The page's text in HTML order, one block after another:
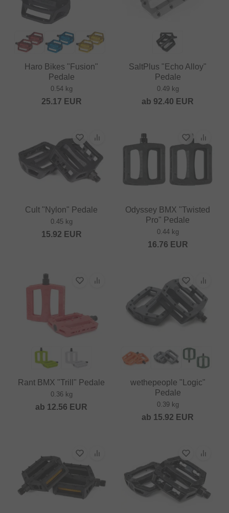
Haro Bikes "Fusion"
Pedale
0.54 kg
25.17 EUR
SaltPlus "Echo Alloy"
Pedale
0.49 kg
ab 92.40 EUR
Cult "Nylon" Pedale
0.45 kg
15.92 EUR
Odyssey BMX "Twisted
Pro" Pedale
0.44 kg
16.76 EUR
Rant BMX "Trill" Pedale
0.36 kg
ab 12.56 EUR
wethepeople "Logic"
Pedale
0.39 kg
ab 15.92 EUR